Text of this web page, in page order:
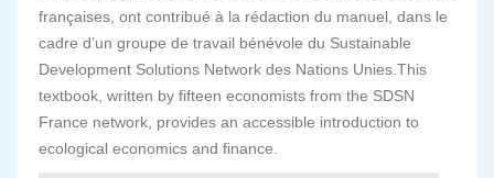
françaises, ont contribué à la rédaction du manuel, dans le
cadre d’un groupe de travail bénévole du Sustainable
Development Solutions Network des Nations Unies.This
textbook, written by fifteen economists from the SDSN
France network, provides an accessible introduction to
ecological economics and finance.